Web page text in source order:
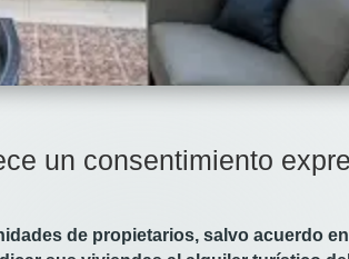
un consentimiento
de propietarios, salvo acuerdo